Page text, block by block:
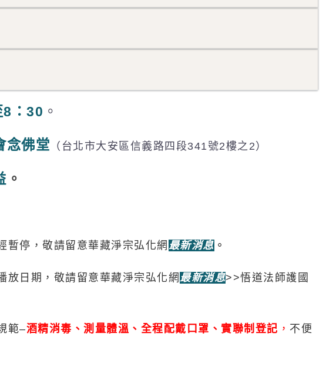
8：30 。
念佛堂 （ 台北市大安區信義路四段341號2樓之2 ）
。
暫停，敬請留意華藏淨宗弘化網 最新消息 。
放日期，敬請留意華藏淨宗弘化網 最新消息>>悟道法師護國
範–酒精消毒、測量體溫、全程配戴口罩、實聯制登記 ， 不便